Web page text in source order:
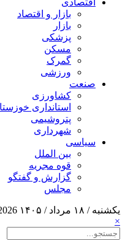
اقتصادی
بازار و اقتصاد
بازار
پزشکی
مسکن
گمرک
ورزشی
صنعت
کشاورزی
استانداری
پتروشیمی
شهرداری
سیاسی
بین الملل
قوه مجریه
گزارش و گفتگو
مجلس
یکشنبه / ۱۸ مرداد / ۱۴۰۵
×